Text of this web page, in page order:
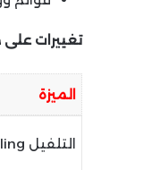
تغييرات
الميزة
التلفيل Levelling